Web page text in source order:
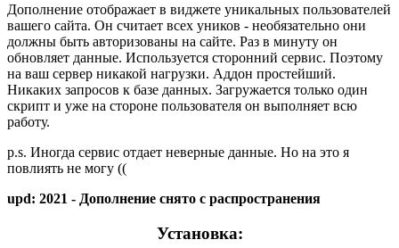
Дополнение отображает в виджете уникальных пользователей
вашего сайта. Он считает всех уников - необязательно они
должны быть авторизованы на сайте. Раз в минуту он
обновляет данные. Используется сторонний сервис. Поэтому
на ваш сервер никакой нагрузки. Аддон простейший.
Никаких запросов к базе данных. Загружается только один
скрипт и уже на стороне пользователя он выполняет всю
работу.
p.s. Иногда сервис отдает неверные данные. Но на это я
повлиять не могу ((
upd: 2021 - Дополнение снято с распространения
Установка: